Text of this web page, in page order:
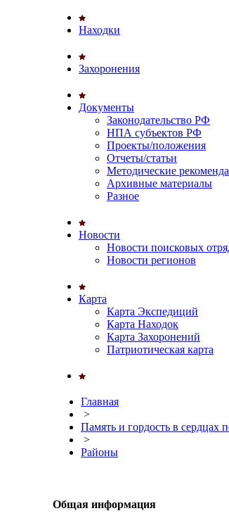
Находки
Захоронения
Документы
Законодательство РФ
НПА субъектов РФ
Проекты/положения
Отчеты/статьи
Методические
Архивные материалы
Разное
Новости
Новости поисковых
Новости регионов
Карта
Карта Экспедиций
Карта Находок
Карта Захоронений
Патриотическая карта
Главная
>
Память и гордость в сердцах
>
Районы
Общая информация